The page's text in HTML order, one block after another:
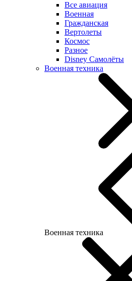
Все авиация
Военная
Гражданская
Вертолеты
Космос
Разное
Disney Самолёты
Военная техника
Военная техника